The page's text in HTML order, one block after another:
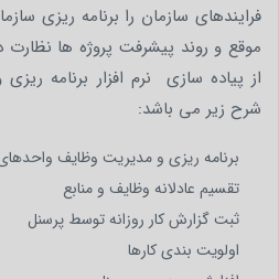
فرایندهای سازمان را برنامه ریزی
موقع و روند پیشرفت پروژه ها نظارت
از پیاده سازی نرم افزار برنامه
شرح زیر می باشد:
برنامه ریزی و مدیریت وظایف
تقسیم عادلانه وظایف و منابع
ثبت گزارش کار روزانه توسط پرسنل
اولویت بندی کارها